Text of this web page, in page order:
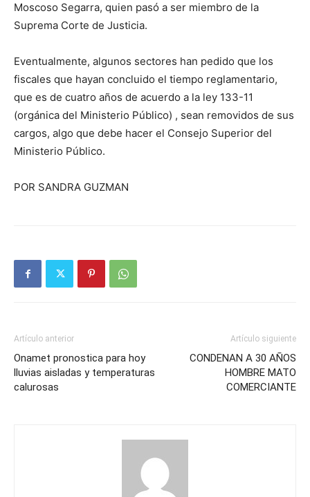
Moscoso Segarra, quien pasó a ser miembro de la
Suprema Corte de Justicia.
Eventualmente, algunos sectores han pedido que los
fiscales que hayan concluido el tiempo reglamentario,
que es de cuatro años de acuerdo a la ley 133-11
(orgánica del Ministerio Público) , sean removidos de sus
cargos, algo que debe hacer el Consejo Superior del
Ministerio Público.
POR SANDRA GUZMAN
Artículo anterior
Onamet pronostica para hoy
lluvias aisladas y temperaturas
calurosas
Artículo siguiente
CONDENAN A 30 AÑOS
HOMBRE MATO
COMERCIANTE